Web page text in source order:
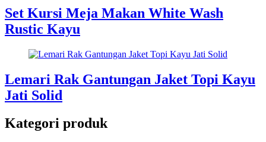
Set Kursi Meja Makan White Wash
Rustic Kayu
Lemari Rak Gantungan Jaket Topi Kayu
Jati Solid
Kategori produk